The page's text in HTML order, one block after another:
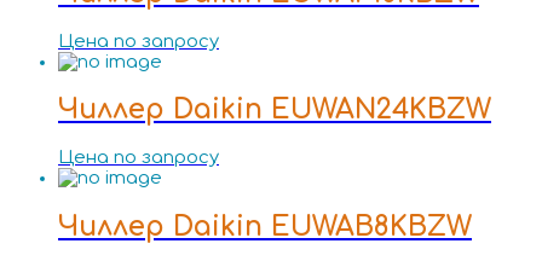
Цена по запросу
Чиллер Daikin EUWAN24KBZW
Цена по запросу
Чиллер Daikin EUWAB8KBZW